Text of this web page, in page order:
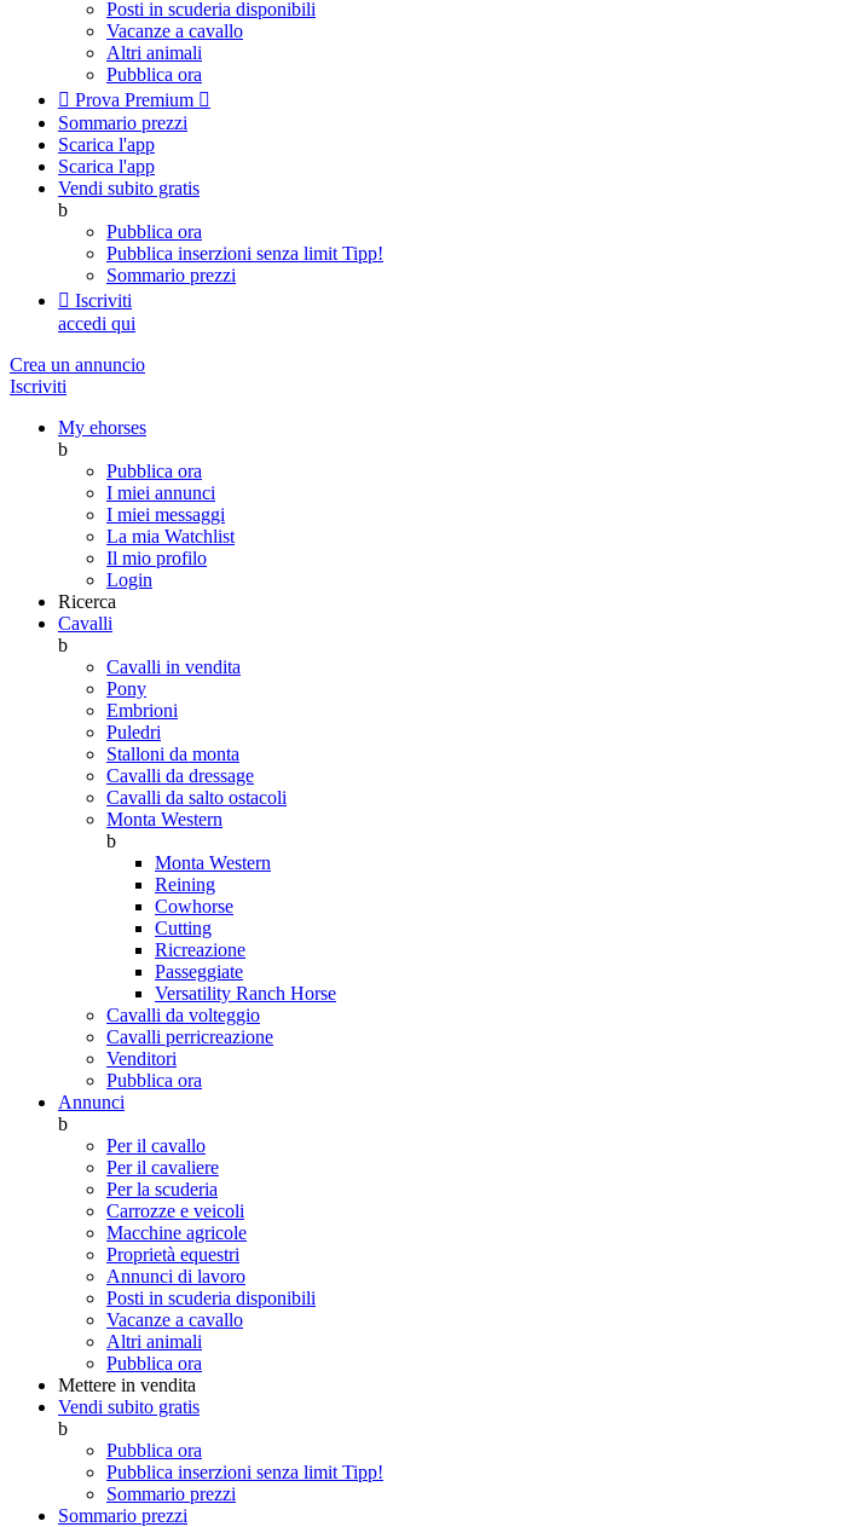
Posti in scuderia disponibili
Vacanze a cavallo
Altri animali
Pubblica ora
 Prova Premium 
Sommario prezzi
Scarica l'app
Scarica l'app
Vendi subito gratis
b
Pubblica ora
Pubblica inserzioni senza limit Tipp!
Sommario prezzi
 Iscriviti
accedi qui
Crea un annuncio
Iscriviti
My ehorses
b
Pubblica ora
I miei annunci
I miei messaggi
La mia Watchlist
Il mio profilo
Login
Ricerca
Cavalli
b
Cavalli in vendita
Pony
Embrioni
Puledri
Stalloni da monta
Cavalli da dressage
Cavalli da salto ostacoli
Monta Western
b
Monta Western
Reining
Cowhorse
Cutting
Ricreazione
Passeggiate
Versatility Ranch Horse
Cavalli da volteggio
Cavalli perricreazione
Venditori
Pubblica ora
Annunci
b
Per il cavallo
Per il cavaliere
Per la scuderia
Carrozze e veicoli
Macchine agricole
Proprietà equestri
Annunci di lavoro
Posti in scuderia disponibili
Vacanze a cavallo
Altri animali
Pubblica ora
Mettere in vendita
Vendi subito gratis
b
Pubblica ora
Pubblica inserzioni senza limit Tipp!
Sommario prezzi
Sommario prezzi